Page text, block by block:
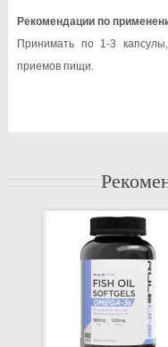
Рекомендации по
Принимать по 1-3
приемов пищи.